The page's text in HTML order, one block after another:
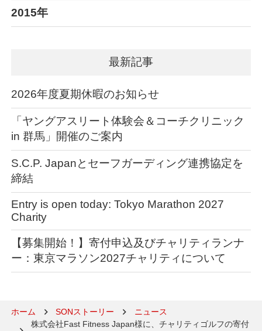
2015年
最新記事
2026年度夏期休暇のお知らせ
「ヤングアスリート体験会＆コーチクリニック
in 群馬」開催のご案内
S.C.P. Japanとセーフガーディング連携協定を
締結
Entry is open today: Tokyo Marathon 2027
Charity
【募集開始！】寄付申込及びチャリティランナ
ー：東京マラソン2027チャリティについて
ホーム SONストーリー
ニュース
株式会社Fast Fitness Japan様に、チャリティゴルフの寄付